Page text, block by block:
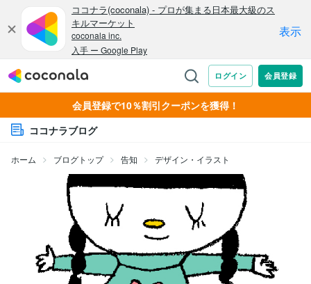
会員登録で10％割引クーポンを獲得！
ココナラブログ
ホーム ブログトップ 告知 デザイン・イラスト